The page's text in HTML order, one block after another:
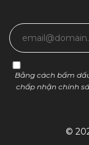
Bằng cách bấm
chấp nhận chính
©